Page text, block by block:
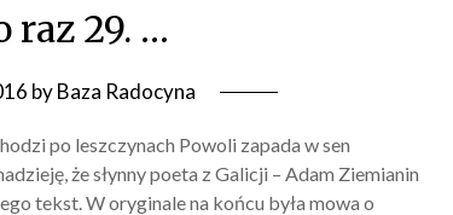
raz 29. …
byBaza Radocyna
po leszczynach Powoli zapada w sen
że słynny poeta z Galicji – Adam Ziemianin
tekst. W oryginale na końcu była mowa o